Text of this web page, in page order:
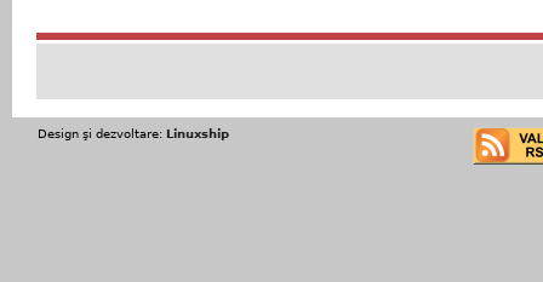
Design şi dezvoltare: Linuxship